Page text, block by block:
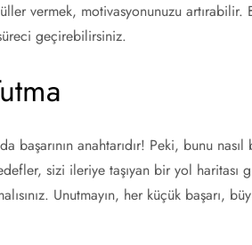
vermek, motivasyonunuzu artırabilir.
geçirebilirsiniz.
başarının anahtarıdır! Peki, bunu
sizi ileriye taşıyan bir yol haritası
Unutmayın, her küçük başarı,